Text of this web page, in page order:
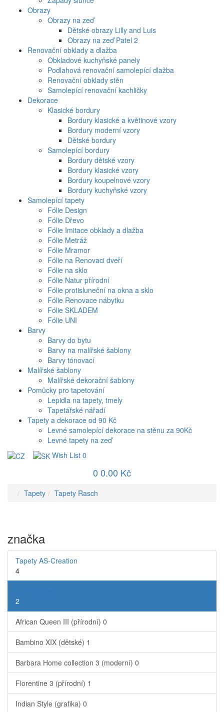
Obrazy
Obrazy na zeď
Dětské obrazy Lilly and Luis
Obrazy na zeď Patel 2
Renovační obklady a dlažba
Obkladové kuchyňské panely
Podlahová renovační samolepící dlažba
Renovační obklady stěn
Samolepící renovační kachličky
Dekorace
Klasické bordury
Bordury klasické a květinové vzory
Bordury moderní vzory
Dětské bordury
Samolepící bordury
Bordury dětské vzory
Bordury klasické vzory
Bordury koupelnové vzory
Bordury kuchyňské vzory
Samolepící tapety
Fólie Design
Fólie Dřevo
Fólie Imitace obklady a dlažba
Fólie Metráž
Fólie Mramor
Fólie na Renovaci dveří
Fólie na sklo
Fólie Natur přírodní
Fólie protisluneční na okna a sklo
Fólie Renovace nábytku
Fólie SKLADEM
Fólie UNI
Barvy
Barvy do bytu
Barvy na malířské šablony
Barvy tónovací
Malířské šablony
Malířské dekorační šablony
Pomůcky pro tapetování
Lepidla na tapety, tmely
Tapetářské nářadí
Tapety a dekorace od 90 Kč
Levné samolepící dekorace na stěnu za 90Kč
Levné tapety na zeď
Wish List 0
0 0.00 Kč
Tapety Tapety Rasch
značka
Tapety AS-Creation
4
2
African Queen III (přírodní) 0
Bambino XIX (dětské) 1
Barbara Home collection 3 (moderní) 0
Florentine 3 (přírodní) 1
Indian Style (grafika) 0